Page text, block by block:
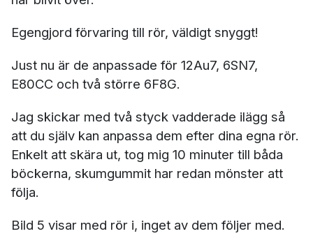
Egengjord förvaring till rör, väldigt snyggt!
Just nu är de anpassade för 12Au7, 6SN7,
E80CC och två större 6F8G.
Jag skickar med två styck vadderade ilägg så
att du själv kan anpassa dem efter dina egna rör.
Enkelt att skära ut, tog mig 10 minuter till båda
böckerna, skumgummit har redan mönster att
följa.
Bild 5 visar med rör i, inget av dem följer med.